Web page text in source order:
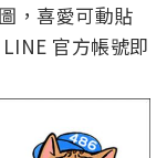
，喜愛可動貼
官方帳號即